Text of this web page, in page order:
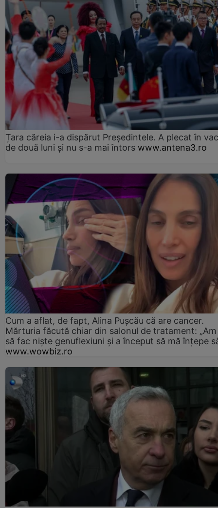
Țara căreia i-a dispărut Președintele. A plecat în
de două luni și nu s-a mai întors www.antena3.ro
Cum a aflat, de fapt, Alina Pușcău că are cancer.
Mărturia făcută chiar din salonul de tratament:
să fac niște genuflexiuni și a început să mă înțepe
www.wowbiz.ro